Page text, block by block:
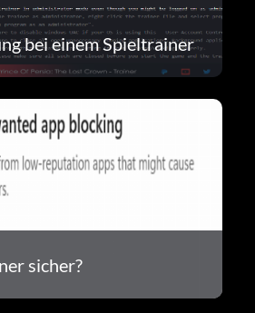
bei einem Spieltrainer
sicher?